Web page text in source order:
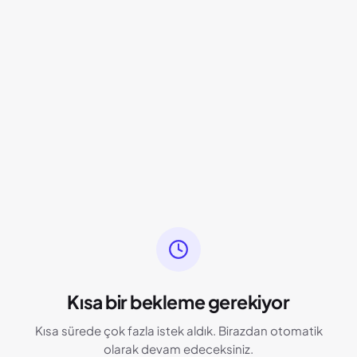
Kısa bir bekleme gerekiyor
Kısa sürede çok fazla istek aldık. Birazdan otomatik
olarak devam edeceksiniz.